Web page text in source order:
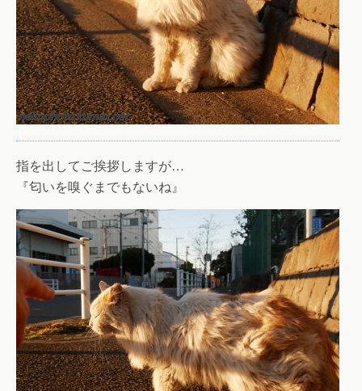
指を出してご挨拶しますが…
『匂いを嗅ぐまでもないね』